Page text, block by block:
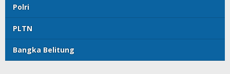
Polri
PLTN
Bangka Belitung